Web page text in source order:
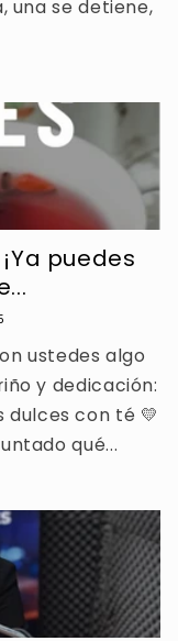
una se detiene,
puedes
ustedes algo
y dedicación:
dulces con té 💛
qué...